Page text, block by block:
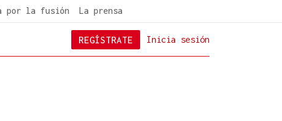
por la fusión La prensa
Inicia sesión
REGÍSTRATE